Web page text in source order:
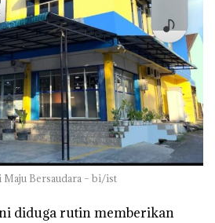
Bersaudara – bi/ist
diduga rutin memberikan